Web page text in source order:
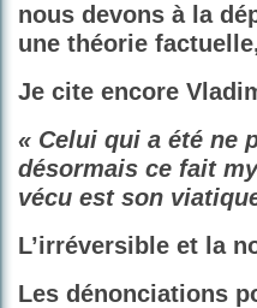
nous devons à la
une théorie
Je cite encore
« Celui qui a été ne
désormais ce fait
vécu est son
L’irréversible et la
Les dénonciations